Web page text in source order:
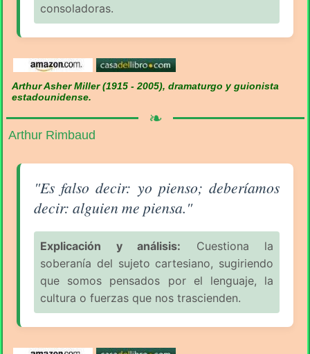
consoladoras.
Arthur Asher Miller (1915 - 2005), dramaturgo y guionista
estadounidense.
❧
Arthur Rimbaud
Aforismo sobre la Filosofía (pág. 2/16) - Arthur
"Es falso decir: yo pienso; deberíamos
decir: alguien me piensa."
Explicación y análisis: Cuestiona la
soberanía del sujeto cartesiano, sugiriendo
que somos pensados por el lenguaje, la
cultura o fuerzas que nos trascienden.